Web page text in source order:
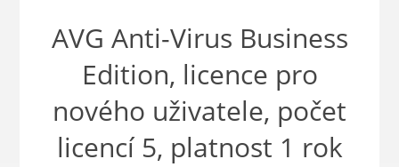
AVG Anti-Virus Business
Edition, licence pro
nového uživatele, počet
licencí 5, platnost 1 rok